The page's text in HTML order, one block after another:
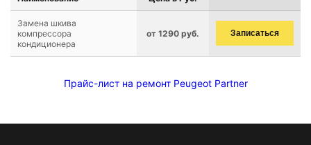
Замена шкива
компрессора
кондиционера
от 1290 руб. Записаться
Прайс-лист на ремонт Peugeot Partner